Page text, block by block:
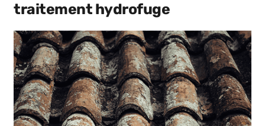
traitement hydrofuge